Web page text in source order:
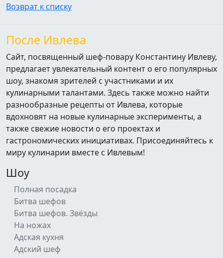
Возврат к списку
После Ивлева
Сайт, посвященный шеф-повару Константину Ивлеву,
предлагает увлекательный контент о его популярных
шоу, знакомя зрителей с участниками и их
кулинарными талантами. Здесь также можно найти
разнообразные рецепты от Ивлева, которые
вдохновят на новые кулинарные эксперименты, а
также свежие новости о его проектах и
гастрономических инициативах. Присоединяйтесь к
миру кулинарии вместе с Ивлевым!
Шоу
Полная посадка
Битва шефов
Битва шефов. Звёзды
На ножах
Адская кухня
Адский шеф